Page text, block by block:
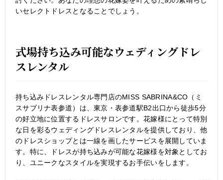
いセレクトドレスとなることでしょう。
式場持ち込み可能なウェディングドレ
スレンタル
持ち込みドレスレンタル専門店のMISS SABRINA&CO（ミ
スサブリナ表参道）は、東京・表参道駅B2出口から徒歩5分
の好立地に位置するドレスサロンです。花嫁様にとって特別
な日を彩るウェディングドレスレンタルを提供しており、他
のドレスショップとは一線を画したサービスを展開していま
す。特に、ドレスが持ち込みが可能な花嫁様を対象としてお
り、ユニークなスタイルを実現するお手伝いをします。